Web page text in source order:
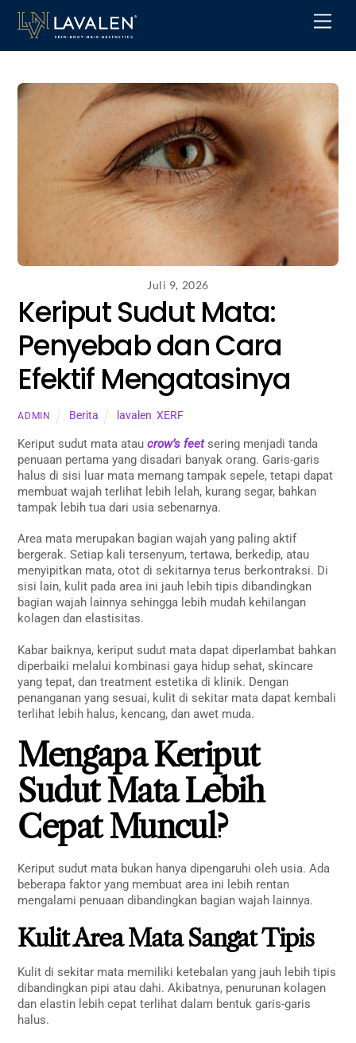
content
Juli 9, 2026
Keriput Sudut Mata:
Penyebab dan Cara
Efektif Mengatasinya
ADMIN Berita lavalen XERF
Keriput sudut mata ataucrow’s feetsering menjadi tanda
penuaan pertama yang disadari banyak orang. Garis-garis
halus di sisi luar mata memang tampak sepele, tetapi dapat
membuat wajah terlihat lebih lelah, kurang segar, bahkan
tampak lebih tua dari usia sebenarnya.
Area mata merupakan bagian wajah yang paling aktif
bergerak. Setiap kali tersenyum, tertawa, berkedip, atau
menyipitkan mata, otot di sekitarnya terus berkontraksi. Di
sisi lain, kulit pada area ini jauh lebih tipis dibandingkan
bagian wajah lainnya sehingga lebih mudah kehilangan
kolagen dan elastisitas.
Kabar baiknya, keriput sudut mata dapat diperlambat bahkan
diperbaiki melalui kombinasi gaya hidup sehat, skincare
yang tepat, dan treatment estetika di klinik. Dengan
penanganan yang sesuai, kulit di sekitar mata dapat kembali
terlihat lebih halus, kencang, dan awet muda.
Mengapa Keriput
Sudut Mata Lebih
Cepat Muncul?
Keriput sudut mata bukan hanya dipengaruhi oleh usia. Ada
beberapa faktor yang membuat area ini lebih rentan
mengalami penuaan dibandingkan bagian wajah lainnya.
Kulit Area Mata Sangat Tipis
Kulit di sekitar mata memiliki ketebalan yang jauh lebih tipis
dibandingkan pipi atau dahi. Akibatnya, penurunan kolagen
dan elastin lebih cepat terlihat dalam bentuk garis-garis
halus.